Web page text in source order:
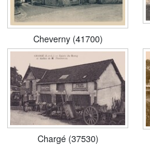
Cheverny (41700)
Chargé (37530)